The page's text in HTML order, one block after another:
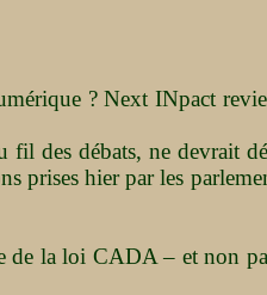
? Next INpact
fil des débats, ne devrait
hier par les
de la loi CADA – et non